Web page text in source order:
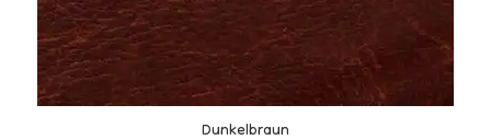
Dunkelbraun